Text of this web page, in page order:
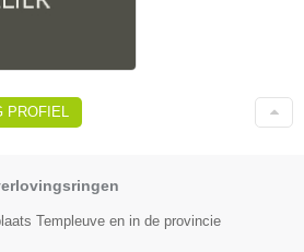
PROFIEL
Templeuve en in de provincie